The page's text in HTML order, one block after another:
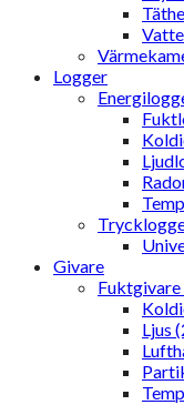
Logger
Givare
Ljus